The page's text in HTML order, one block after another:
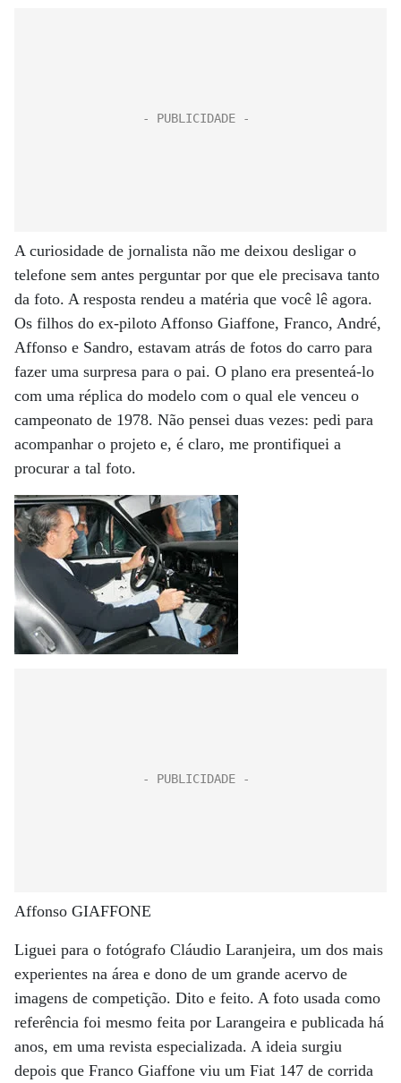
A curiosidade de jornalista não me deixou desligar o
telefone sem antes perguntar por que ele precisava tanto
da foto. A resposta rendeu a matéria que você lê agora.
Os filhos do ex-piloto Affonso Giaffone, Franco, André,
Affonso e Sandro, estavam atrás de fotos do carro para
fazer uma surpresa para o pai. O plano era presenteá-lo
com uma réplica do modelo com o qual ele venceu o
campeonato de 1978. Não pensei duas vezes: pedi para
acompanhar o projeto e, é claro, me prontifiquei a
procurar a tal foto.
Affonso GIAFFONE
Liguei para o fotógrafo Cláudio Laranjeira, um dos mais
experientes na área e dono de um grande acervo de
imagens de competição. Dito e feito. A foto usada como
referência foi mesmo feita por Larangeira e publicada há
anos, em uma revista especializada. A ideia surgiu
depois que Franco Giaffone viu um Fiat 147 de corrida